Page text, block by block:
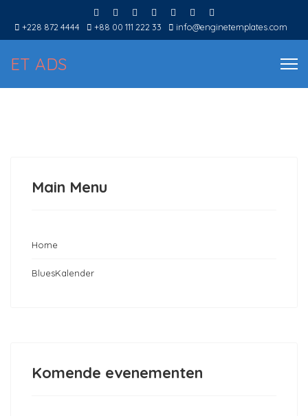
+228 872 4444 +88 00 111 222 33 info@enginetemplates.com
ET ADS
Main Menu
Home
BluesKalender
Komende evenementen